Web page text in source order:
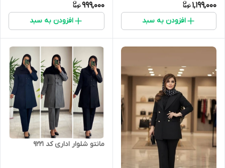
1,199,000
افزودن به سبد
999,000
افزودن به سبد
مانتو شلوار اداری کد 9221